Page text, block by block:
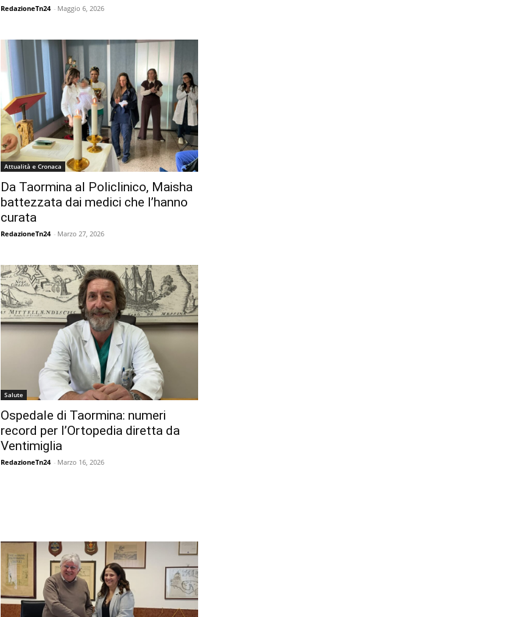
RedazioneTn24 - Maggio 6, 2026
Attualità e Cronaca
Da Taormina al Policlinico, Maisha
battezzata dai medici che l’hanno
curata
RedazioneTn24 - Marzo 27, 2026
Salute
Ospedale di Taormina: numeri
record per l’Ortopedia diretta da
Ventimiglia
RedazioneTn24 - Marzo 16, 2026